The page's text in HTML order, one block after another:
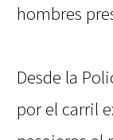
hombres
Desde la
por el carril